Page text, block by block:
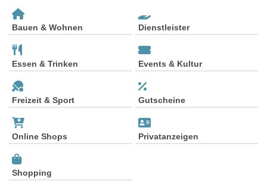
Bauen & Wohnen Dienstleister
Essen & Trinken Events & Kultur
Freizeit & Sport Gutscheine
Online Shops Privatanzeigen
Shopping